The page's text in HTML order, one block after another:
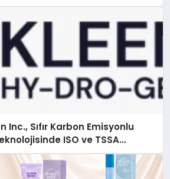
Inc., Sıfır Karbon Emisyonlu
ISO ve TSSA
Aldı